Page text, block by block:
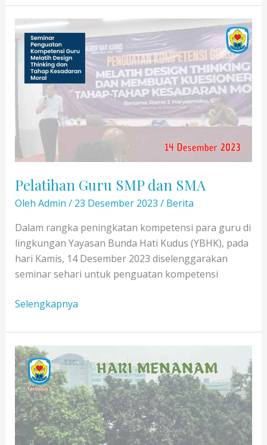
Natal
di
Taman
Anggrek
Pelatihan Guru SMP dan SMA
Oleh Admin / 23 Desember 2023 / Berita
Dalam rangka peningkatan kompetensi para guru di
lingkungan Yayasan Bunda Hati Kudus (YBHK), pada
hari Kamis, 14 Desember 2023 diselenggarakan
seminar sehari untuk penguatan kompetensi
Pelatihan
SMP
dan
SMA
Selengkapnya